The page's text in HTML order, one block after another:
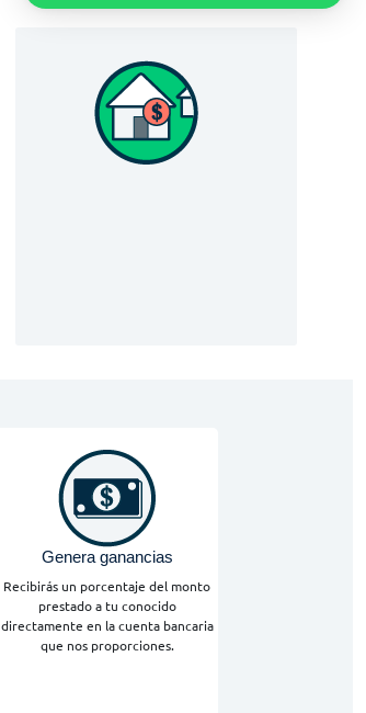
Genera ganancias
Recibirás un porcentaje del monto
prestado a tu conocido
directamente en la cuenta bancaria
que nos proporciones.